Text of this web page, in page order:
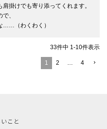
掛けでも寄り添ってくれます。
、
……（わくわく）
33件中 1 -10件表示
1 2 4
こと